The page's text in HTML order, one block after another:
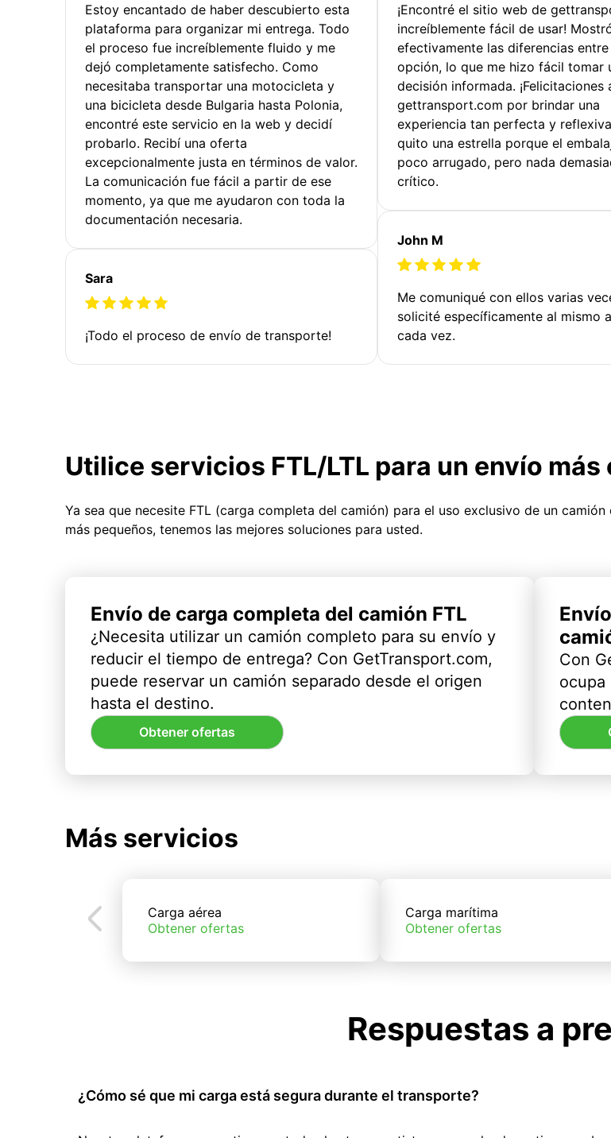
Estoy encantado de haber descubierto esta
plataforma para organizar mi entrega. Todo
el proceso fue increíblemente fluido y me
dejó completamente satisfecho. Como
necesitaba transportar una motocicleta y
una bicicleta desde Bulgaria hasta Polonia,
encontré este servicio en la web y decidí
probarlo. Recibí una oferta
excepcionalmente justa en términos de valor.
La comunicación fue fácil a partir de ese
momento, ya que me ayudaron con toda la
documentación necesaria.
Sara
¡Todo el proceso de envío de transporte!
¡Encontré el sitio web de
increíblemente fácil de usar!
efectivamente las diferencias
opción, lo que me hizo fácil tomar
decisión informada. ¡Felicitaciones
gettransport.com por brindar una
experiencia tan perfecta y
quito una estrella porque el
poco arrugado, pero nada
crítico.
John M
Me comuniqué con ellos varias
solicité específicamente al mismo
cada vez.
Utilice servicios FTL/LTL para un envío
Ya sea que necesite FTL (carga completa del camión) para el uso exclusivo de un
más pequeños, tenemos las mejores soluciones para usted.
Envío de carga completa del camión FTL
¿Necesita utilizar un camión completo para su envío y
reducir el tiempo de entrega? Con GetTransport.com,
puede reservar un camión separado desde el origen
hasta el destino.
Obtener ofertas
Con
ocupa
Más servicios
Carga aérea
Obtener ofertas
Carga marítima
Obtener ofertas
Respuestas a
¿Cómo sé que mi carga está segura durante el transporte?